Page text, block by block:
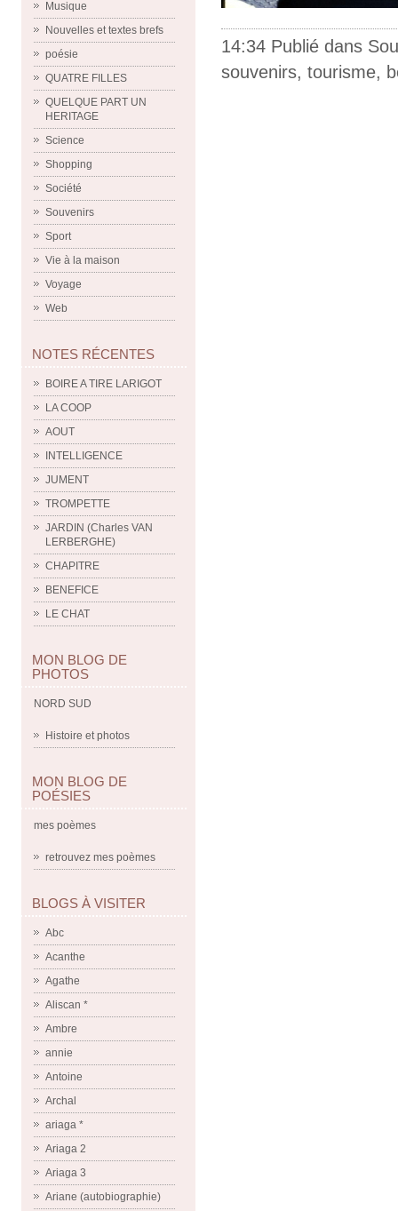
Musique
Nouvelles et textes brefs
poésie
QUATRE FILLES
QUELQUE PART UN
HERITAGE
Science
Shopping
Société
Souvenirs
Sport
Vie à la maison
Voyage
Web
NOTES RÉCENTES
BOIRE A TIRE LARIGOT
LA COOP
AOUT
INTELLIGENCE
JUMENT
TROMPETTE
JARDIN (Charles VAN
LERBERGHE)
CHAPITRE
BENEFICE
LE CHAT
MON BLOG DE
PHOTOS
NORD SUD
Histoire et photos
MON BLOG DE
POÉSIES
mes poèmes
retrouvez mes poèmes
BLOGS À VISITER
Abc
Acanthe
Agathe
Aliscan *
Ambre
annie
Antoine
Archal
ariaga *
Ariaga 2
Ariaga 3
Ariane (autobiographie)
14:34 Publié dans
souvenirs, tourisme,